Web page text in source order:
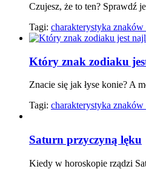
Czujesz, że to ten? Sprawdź
Tagi: charakterystyka znaków
Który znak zodiaku
Znacie się jak łyse konie? A
Tagi: charakterystyka znaków
Saturn przyczyną lęku
Kiedy w horoskopie rządzi